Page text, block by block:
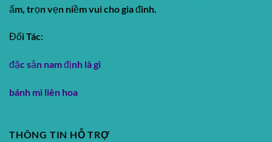
ấm, trọn vẹn niềm vui cho gia đình.
Đối Tác:
đặc sản nam định là gì
bánh mì liên hoa
THÔNG TIN HỖ TRỢ